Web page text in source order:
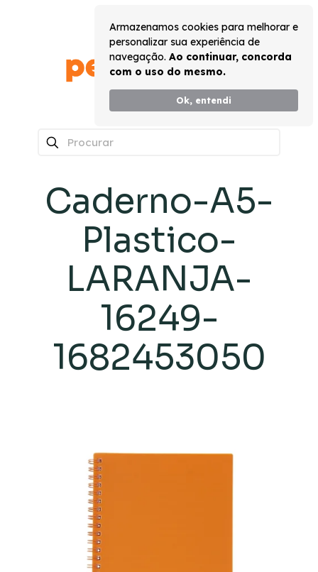
Armazenamos cookies para melhorar e
personalizar sua experiência de
navegação. Ao continuar, concorda
com o uso do mesmo.
Ok, entendi
Caderno-A5-
Plastico-
LARANJA-
16249-
1682453050